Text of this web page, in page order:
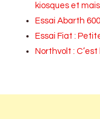
kiosques et
Essai Abarth
Essai Fiat :
Northvolt :